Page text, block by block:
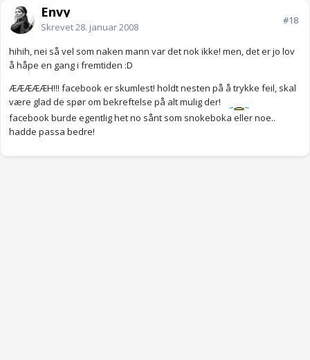
Envy
Skrevet28. januar 2008
#18
hihih, nei så vel som naken mann var det nok ikke! men, det er jo lov
å håpe en gang i fremtiden :D
ÆÆÆÆÆH!!! facebook er skumlest! holdt nesten på å trykke feil, skal
være glad de spør om bekreftelse på alt mulig der!
facebook burde egentlig het no sånt som snokeboka eller noe..
hadde passa bedre!